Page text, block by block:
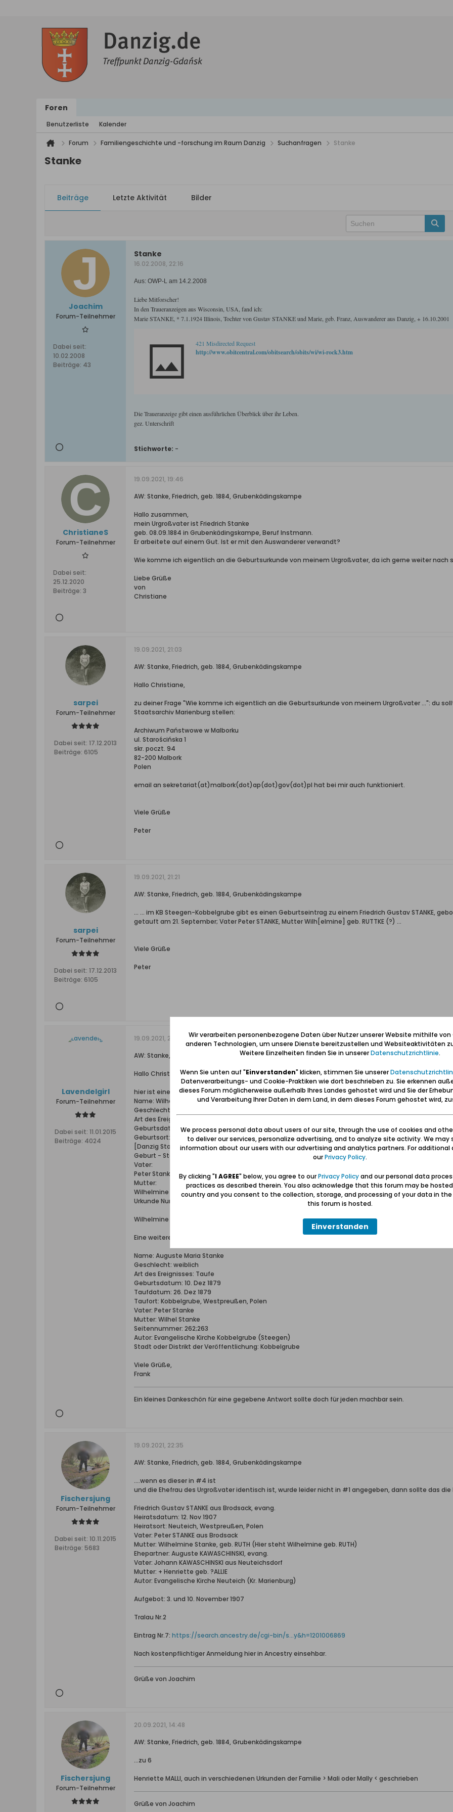
Foren
Benutzerliste Kalender
Forum Familiengeschichte und -forschung im Raum Danzig Suchanfragen Stanke
Stanke
Beiträge Letzte Aktivität Bilder
Joachim
Forum-Teilnehmer
Dabei seit:
10.02.2008
Beiträge: 43
Stanke
16.02.2008, 22:16
Aus: OWP-L am 14.2.2008
Liebe Mitforscher!
In den Traueranzeigen aus Wisconsin, USA, fand ich:
Marie STANKE, * 7.1.1924 Illinois, Tochter von Gustav STANKE und Marie, geb. Franz, Auswanderer aus Danzig, + 16.10.2001
421 Misdirected Request
http://www.obitcentral.com/obitsearch/obits/wi/wi-rock3.htm
Die Traueranzeige gibt einen ausführlichen Überblick über ihr Leben.
gez. Unterschrift
Stichworte: -
ChristianeS
Forum-Teilnehmer
Dabei seit:
25.12.2020
Beiträge: 3
19.09.2021, 19:46
AW: Stanke, Friedrich, geb. 1884, Grubenkädingskampe
Hallo zusammen,
mein Urgroßvater ist Friedrich Stanke
geb. 08.09.1884 in Grubenkädingskampe, Beruf Instmann.
Er arbeitete auf einem Gut. Ist er mit den Auswanderer verwandt?
Wie komme ich eigentlich an die Geburtsurkunde von meinem Urgroßvater, da ich gerne weiter nach
Liebe Grüße
von
Christiane
sarpei
Forum-Teilnehmer
Dabei seit: 17.12.2013
Beiträge: 6105
19.09.2021, 21:03
AW: Stanke, Friedrich, geb. 1884, Grubenkädingskampe
Hallo Christiane,
zu deiner Frage "Wie komme ich eigentlich an die Geburtsurkunde von meinem Urgroßvater ...": du
Staatsarchiv Marienburg stellen:
Archiwum Państwowe w Malborku
ul. Starościńska 1
skr. poczt. 94
82-200 Malbork
Polen
email an sekretariat(at)malbork(dot)ap(dot)gov(dot)pl hat bei mir auch funktioniert.
Viele Grüße
Peter
sarpei
Forum-Teilnehmer
Dabei seit: 17.12.2013
Beiträge: 6105
19.09.2021, 21:21
AW: Stanke, Friedrich, geb. 1884, Grubenkädingskampe
... ... im KB Steegen-Kobbelgrube gibt es einen Geburtseintrag zu einem Friedrich Gustav STANKE,
getauft am 21. September; Vater Peter STANKE, Mutter Wilh[elmine] geb. RUTTKE (?) ...
Viele Grüße
Peter
Lavendelgirl
Forum-Teilnehmer
Dabei seit: 11.01.2015
Beiträge: 4024
19.09.2021, 22:14
AW: Stanke, Friedrich, geb. 1884, Grubenkädingskampe
Hallo Christiane,
hier ist eine Schwester vom Urgroßvater:
Name: Wilhelmine Maria Stanke
Geschlecht: weiblich
Art des Ereignisses: Geburt
Geburtsdatum: 4. Okt 1878
Geburtsort: Danzig, Freie Stadt Danzig, Preußen
[Danzig Stadt, Polen]
Geburt - Standesamt: Danzig-Steegen, Freie Stadt Danzig, Krs Danzig
Vater:
Peter Stanke
Mutter:
Wilhelmine Stanke
Urkunde Nummer: 93
Wilhelmine war eine geborene RUTH!
Eine weitere Schwester:
Name: Auguste Maria Stanke
Geschlecht: weiblich
Art des Ereignisses: Taufe
Geburtsdatum: 10. Dez 1879
Taufdatum: 26. Dez 1879
Taufort: Kobbelgrube, Westpreußen, Polen
Vater: Peter Stanke
Mutter: Wilhel Stanke
Seitennummer: 262;263
Autor: Evangelische Kirche Kobbelgrube (Steegen)
Stadt oder Distrikt der Veröffentlichung: Kobbelgrube
Viele Grüße,
Frank
Ein kleines Dankeschön für eine gegebene Antwort sollte doch für jeden machbar sein.
Fischersjung
Forum-Teilnehmer
Dabei seit: 10.11.2015
Beiträge: 5683
19.09.2021, 22:35
AW: Stanke, Friedrich, geb. 1884, Grubenkädingskampe
....wenn es dieser in #4 ist
und die Ehefrau des Urgroßvater identisch ist, wurde leider nicht in #1 angegeben, dann sollte das die
Friedrich Gustav STANKE aus Brodsack, evang.
Heiratsdatum: 12. Nov 1907
Heiratsort: Neuteich, Westpreußen, Polen
Vater: Peter STANKE aus Brodsack
Mutter: Wilhelmine Stanke, geb. RUTH (Hier steht Wilhelmine geb. RUTH)
Ehepartner: Auguste KAWASCHINSKI, evang.
Vater: Johann KAWASCHINSKI aus Neuteichsdorf
Mutter: + Henriette geb. ?ALLIE
Autor: Evangelische Kirche Neuteich (Kr. Marienburg)
Aufgebot: 3. und 10. November 1907
Tralau Nr.2
Eintrag Nr.7: https://search.ancestry.de/cgi-bin/s...y&h=1201006869
Nach kostenpflichtiger Anmeldung hier in Ancestry einsehbar.
Grüße von Joachim
Fischersjung
Forum-Teilnehmer
20.09.2021, 14:48
AW: Stanke, Friedrich, geb. 1884, Grubenkädingskampe
...zu 6
Henriette MALLI, auch in verschiedenen Urkunden der Familie > Mali oder Mally < geschrieben
Grüße von Joachim
Wir verarbeiten personenbezogene Daten über Nutzer unserer Website mithilfe von
anderen Technologien, um unsere Dienste bereitzustellen und Websiteaktivitäten
Weitere Einzelheiten finden Sie in unsererDatenschutzrichtlinie.
Wenn Sie unten auf "Einverstanden" klicken, stimmen Sie unserer
Datenverarbeitungs- und Cookie-Praktiken wie dort beschrieben zu. Sie erkennen
dieses Forum möglicherweise außerhalb Ihres Landes gehostet wird und Sie der
und Verarbeitung Ihrer Daten in dem Land, in dem dieses Forum gehostet wird,
We process personal data about users of our site, through the use of cookies and
to deliver our services, personalize advertising, and to analyze site activity. We may
information about our users with our advertising and analytics partners. For additional
ourPrivacy Policy.
By clicking "I AGREE" below, you agree to ourPrivacy Policyand our personal data
practices as described therein. You also acknowledge that this forum may be
country and you consent to the collection, storage, and processing of your data in
this forum is hosted.
Einverstanden